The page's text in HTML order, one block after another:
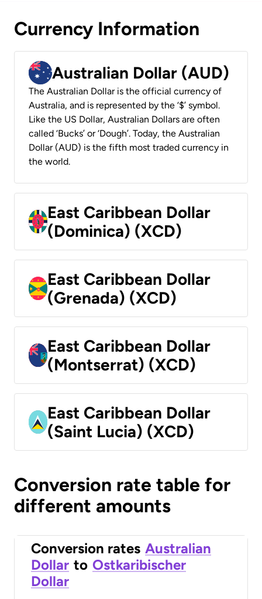
Currency Information
Australian Dollar (AUD)
The Australian Dollar is the official currency of
Australia, and is represented by the ‘$’ symbol.
Like the US Dollar, Australian Dollars are often
called ‘Bucks’ or ‘Dough’. Today, the Australian
Dollar (AUD) is the fifth most traded currency in
the world.
East Caribbean Dollar
(Dominica) (XCD)
East Caribbean Dollar
(Grenada) (XCD)
East Caribbean Dollar
(Montserrat) (XCD)
East Caribbean Dollar
(Saint Lucia) (XCD)
Conversion rate table for
different amounts
Conversion rates Australian
Dollar to Ostkaribischer
Dollar